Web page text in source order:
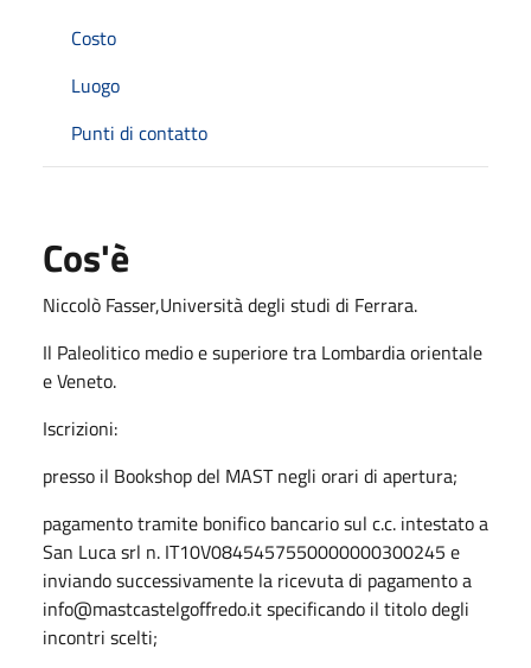
Costo
Luogo
Punti di contatto
Cos'è
Niccolò Fasser,Università degli studi di Ferrara.
Il Paleolitico medio e superiore tra Lombardia orientale
e Veneto.
Iscrizioni:
presso il Bookshop del MAST negli orari di apertura;
pagamento tramite bonifico bancario sul c.c. intestato a
San Luca srl n. IT10V0845457550000000300245 e
inviando successivamente la ricevuta di pagamento a
info@mastcastelgoffredo.it specificando il titolo degli
incontri scelti;